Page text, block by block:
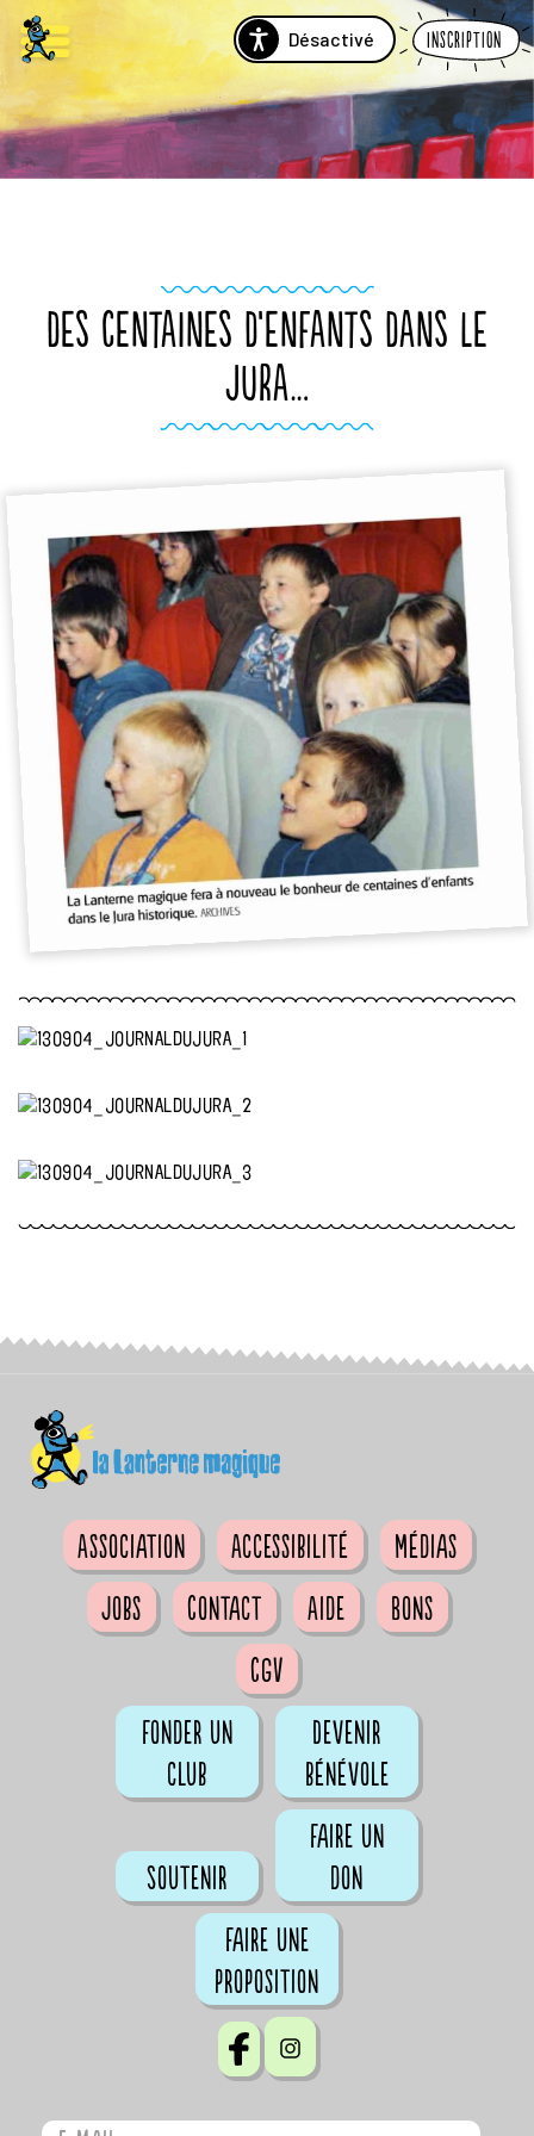
Désactivé Inscription
DES CENTAINES D’ENFANTS DANS LE
JURA…
Association Accessibilité
Médias
Jobs
Contact Aide
Bons
CGV
Fonder un
club
Devenir
bénévole
Soutenir
Faire un
don
Faire une
proposition